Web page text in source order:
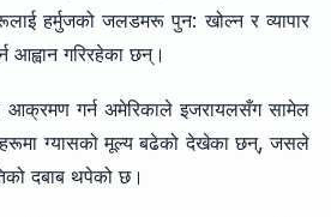
हर्मुजको जलडमरू पुन: खोल्न र व्यापार
आह्वान गरिरहेका छन्।
आक्रमण गर्न अमेरिकाले इजरायलसँग सामेल
ग्यासको मूल्य बढेको देखेका छन्, जसले
दबाब थपेको छ।